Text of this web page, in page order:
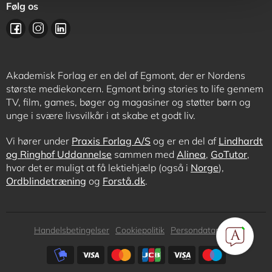
Følg os
Akademisk Forlag er en del af Egmont, der er Nordens
største mediekoncern. Egmont bring stories to life gennem
TV, film, games, bøger og magasiner og støtter børn og
unge i svære livsvilkår i at skabe et godt liv.
Vi hører under Praxis Forlag A/S og er en del af Lindhardt
og Ringhof Uddannelse sammen med Alinea, GoTutor,
hvor det er muligt at få lektiehjælp (også i Norge),
Ordblindetræning og Forstå.dk.
Subfooter
Handelsbetingelser Cookiepolitik
Persondatapolitik
Subfooter
payment